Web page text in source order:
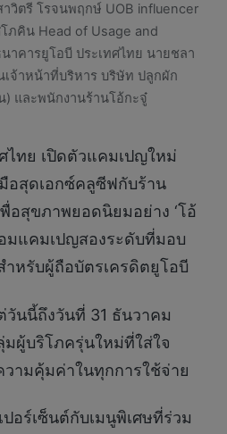
วิตรี โรจนพฤกษ์ UOB influencer
ภคิน Head of Usage and
าคารยูโอบี ประเทศไทย นายชลา
จ้าหน้าที่บริหาร บริษัท ปลูกผัก
) และพนักงานร้านโอ้กะจู๋
ไทย เปิดตัวแคมเปญใหม่
อสุดเอกซ์คลูซีฟกับร้าน
อสุขภาพยอดนิยมอย่าง ‘โอ้
อมแคมเปญสองระดับที่มอบ
ำหรับผู้ถือบัตรเครดิตยูโอบี
นนี้ถึงวันที่ 31 ธันวาคม
ผู้บริโภครุ่นใหม่ที่ใส่ใจ
ามคุ้มค่าในทุกการใช้จ่าย
อร์เซ็นต์กับเมนูพิเศษที่ร่วม